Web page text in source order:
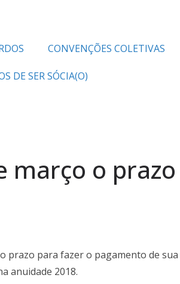
CONVENÇÕES COLETIVAS
DE SER SÓCIA(O)
março o
para fazer o pagamento de sua
anuidade 2018.